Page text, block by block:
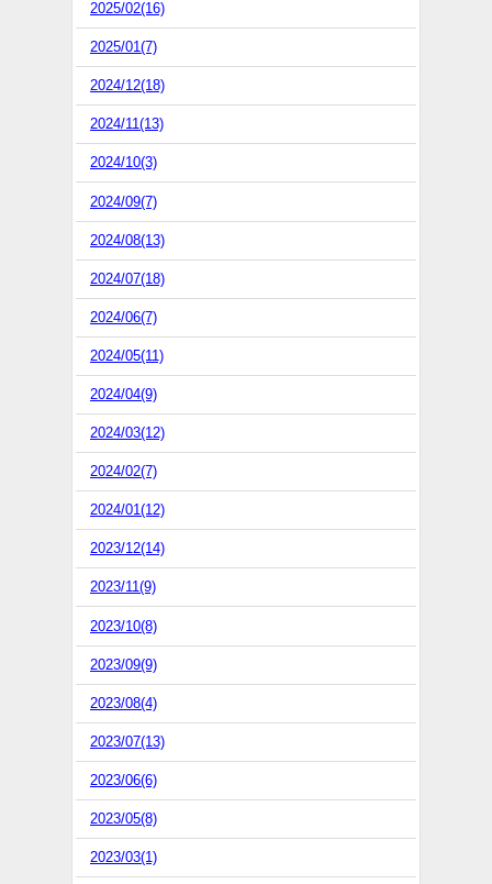
2025/02(16)
2025/01(7)
2024/12(18)
2024/11(13)
2024/10(3)
2024/09(7)
2024/08(13)
2024/07(18)
2024/06(7)
2024/05(11)
2024/04(9)
2024/03(12)
2024/02(7)
2024/01(12)
2023/12(14)
2023/11(9)
2023/10(8)
2023/09(9)
2023/08(4)
2023/07(13)
2023/06(6)
2023/05(8)
2023/03(1)